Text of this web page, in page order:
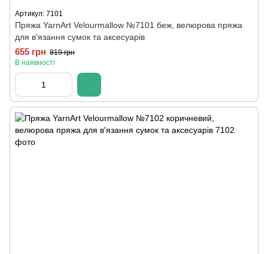
Артикул: 7101
Пряжа YarnArt Velourmallow №7101 беж, велюрова пряжа
для в'язання сумок та аксесуарів
655 грн 819 грн
В наявності